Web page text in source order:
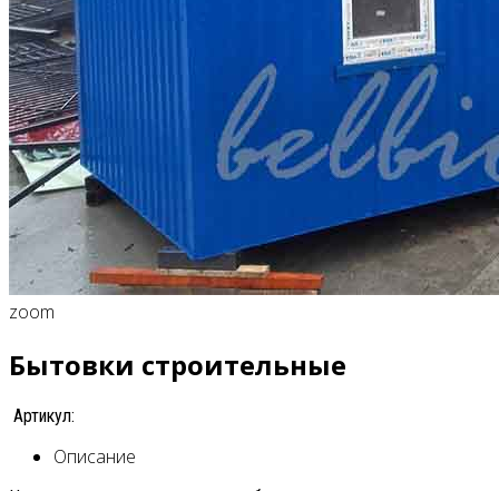
zoom
Бытовки строительные
Артикул:
Описание